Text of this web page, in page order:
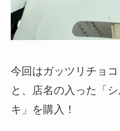
今回はガッツリチョコ
と、店名の入った「
キ」を購入！